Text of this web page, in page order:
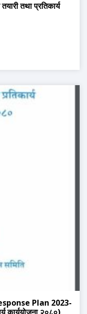
तथा प्रतिकार्य
Plan 2023-